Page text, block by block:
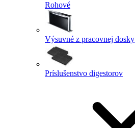
Rohové
Výsuvné z pracovnej dosky
Príslušenstvo digestorov